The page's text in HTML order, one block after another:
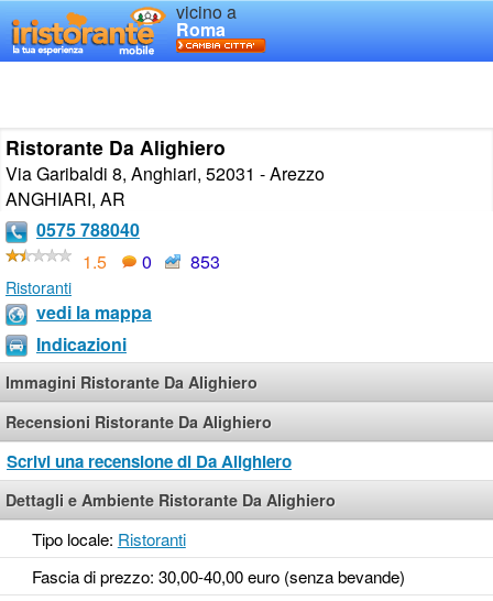
vicino a
Roma
Ristorante Da Alighiero
Via Garibaldi 8, Anghiari, 52031 - Arezzo
ANGHIARI, AR
0575 788040
1.5
0 853
Ristoranti
vedi la mappa
Indicazioni
Immagini Ristorante Da Alighiero
Recensioni Ristorante Da Alighiero
Scrivi una recensione di Da Alighiero
Dettagli e Ambiente Ristorante Da Alighiero
Tipo locale: Ristoranti
Fascia di prezzo: 30,00-40,00 euro (senza bevande)